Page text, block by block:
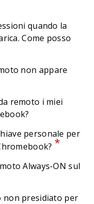
quando la
Come posso
non appare
remoto i miei
personale per
*
Always-ON sul
non presidiato per